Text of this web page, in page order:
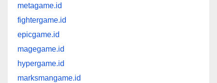
metagame.id
fightergame.id
epicgame.id
magegame.id
hypergame.id
marksmangame.id